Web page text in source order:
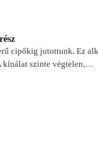
cipőkig jutottunk. Ez
kínálat szinte végtelen,…